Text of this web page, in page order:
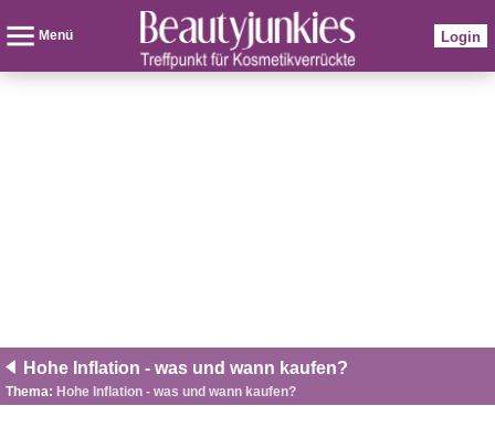
Menü Login
Hohe Inflation - was und wann kaufen?
Thema: Hohe Inflation - was und wann kaufen?